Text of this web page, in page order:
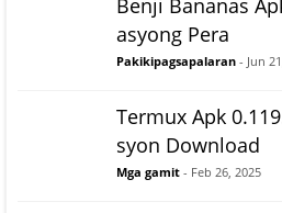
Benji Bananas
asyong Pera
Pakikipagsapalaran - Jun
Termux Apk
syon Download
Mga gamit - Feb 26, 2025